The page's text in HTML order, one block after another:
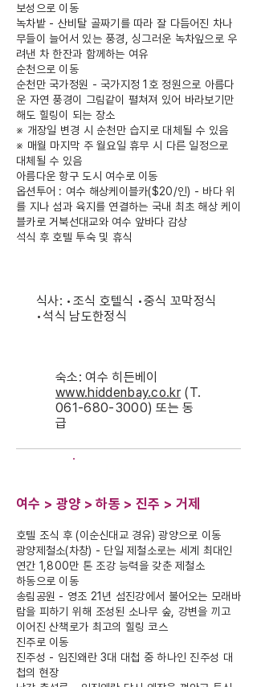
보성으로 이동
녹차밭 - 산비탈 골짜기를 따라 잘 다듬어진 차나
무들이 늘어서 있는 풍경, 싱그러운 녹차잎으로 우
려낸 차 한잔과 함께하는 여유
순천으로 이동
순천만 국가정원 - 국가지정 1호 정원으로 아름다
운 자연 풍경이 그림같이 펼쳐져 있어 바라보기만
해도 힐링이 되는 장소
※ 개장일 변경 시 순천만 습지로 대체될 수 있음
※ 매월 마지막 주 월요일 휴무 시 다른 일정으로
대체될 수 있음
아름다운 항구 도시 여수로 이동
옵션투어 : 여수 해상케이블카($20/인) - 바다 위
를 지나 섬과 육지를 연결하는 국내 최초 해상 케이
블카로 거북선대교와 여수 앞바다 감상
석식 후 호텔 투숙 및 휴식
식사: •조식 호텔식 •중식 꼬막정식
•석식 남도한정식
숙소: 여수 히든베이
www.hiddenbay.co.kr (T.
061-680-3000) 또는 동
급
여수 > 광양 > 하동 > 진주 > 거제
호텔 조식 후 (이순신대교 경유) 광양으로 이동
광양제철소(차창) - 단일 제철소로는 세계 최대인
연간 1,800만 톤 조강 능력을 갖춘 제철소
하동으로 이동
송림공원 - 영조 21년 섬진강에서 불어오는 모래바
람을 피하기 위해 조성된 소나무 숲, 강변을 끼고
이어진 산책로가 최고의 힐링 코스
진주로 이동
진주성 - 임진왜란 3대 대첩 중 하나인 진주성 대
첩의 현장